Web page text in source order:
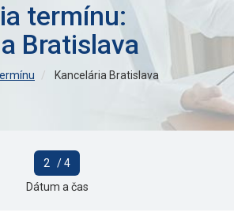
termínu:
Bratislava
Kancelária Bratislava
2
/ 4
Dátum a čas